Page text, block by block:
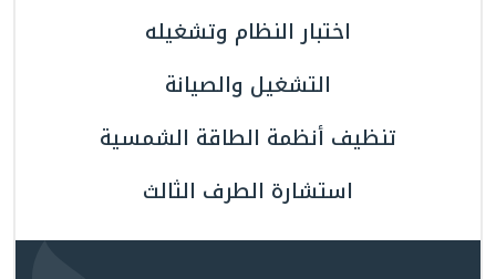
اختبار النظام وتشغيله
التشغيل والصيانة
تنظيف أنظمة الطاقة الشمسية
استشارة الطرف الثالث